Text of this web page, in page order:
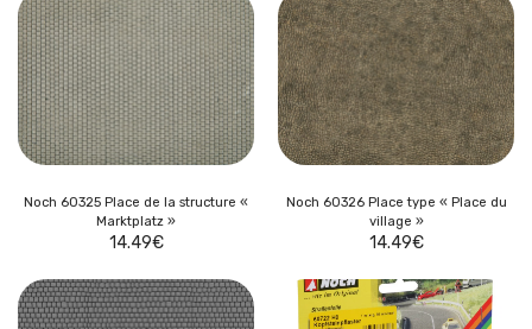
Noch 60325 Place de la structure «
Marktplatz »
14.49€
Noch 60326 Place type « Place du
village »
14.49€